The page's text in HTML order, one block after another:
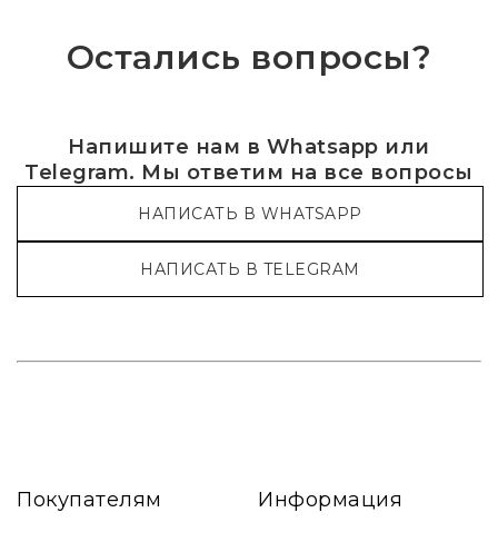
Остались вопросы?
Напишите нам в Whatsapp или
Telegram. Мы ответим на все вопросы
НАПИСАТЬ В WHATSAPP
НАПИСАТЬ В TELEGRAM
Покупателям Информация